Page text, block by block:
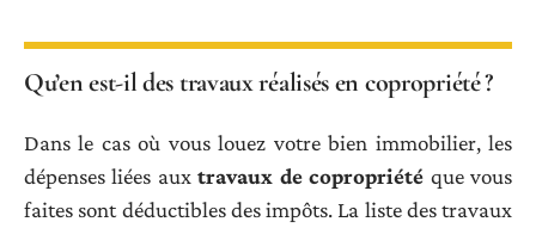
Qu’en est-il des travaux réalisés en copropriété ?
Dans le cas où vous louez votre bien immobilier, les
dépenses liées auxtravaux de copropriété que vous
faites sont déductibles des impôts. La liste des travaux